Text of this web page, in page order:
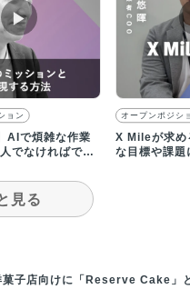
▶︎
ョン
AIで煩雑な作業
でなければでき
オープンポジシ
X Mileが求め
な目標や課題
見る
菓子店向けに「Reserve Cake」